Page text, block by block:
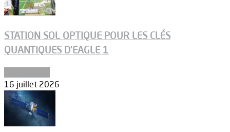
STATION SOL OPTIQUE POUR LES CLÉS
QUANTIQUES D’EAGLE 1
16 juillet 2026